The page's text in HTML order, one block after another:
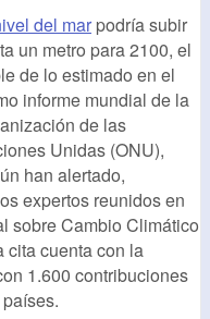
del mar podría subir
un metro para 2100, el
de lo estimado en el
informe mundial de la
de las
Unidas (ONU),
han alertado,
expertos reunidos en
sobre Cambio Climático
cita cuenta con la
1.600 contribuciones